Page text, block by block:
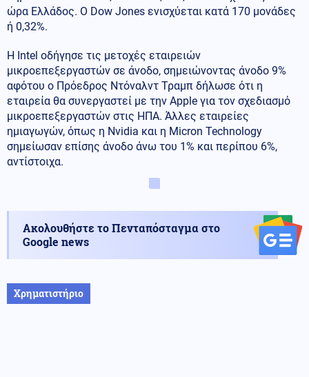
ώρα Ελλάδος. Ο Dow Jones ενισχύεται κατά 170 μονάδες
ή 0,32%.
Η Intel οδήγησε τις μετοχές εταιρειών
μικροεπεξεργαστών σε άνοδο, σημειώνοντας άνοδο 9%
αφότου ο Πρόεδρος Ντόναλντ Τραμπ δήλωσε ότι η
εταιρεία θα συνεργαστεί με την Apple για τον σχεδιασμό
μικροεπεξεργαστών στις ΗΠΑ. Άλλες εταιρείες
ημιαγωγών, όπως η Nvidia και η Micron Technology
σημείωσαν επίσης άνοδο άνω του 1% και περίπου 6%,
αντίστοιχα.
Ακολουθήστε το Πενταπόσταγμα στο
Google news
Χρηματιστήριο